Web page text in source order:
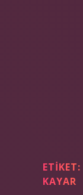
ETIKET:
KAYAR